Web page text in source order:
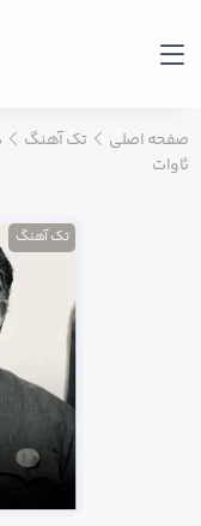
صفحه اصلی تک آهنگ
ئاوات
تک آهنگ